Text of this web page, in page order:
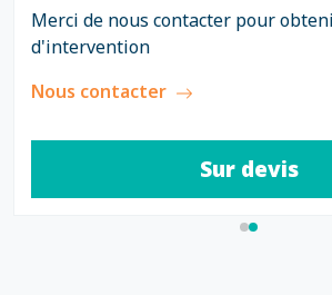
Merci de nous contacter pour
d'intervention
Nous contacter
Sur devis